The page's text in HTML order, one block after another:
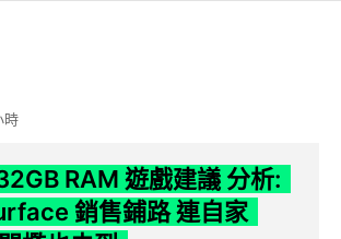
時
RAM 遊戲建議 分析:
銷售鋪路 連自家